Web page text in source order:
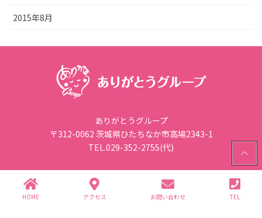
2015年8月
ありがとうグループ
〒312-0062 茨城県ひたちなか市高場2343-1
TEL.029-352-2755(代)
HOME アクセス お問い合わせ TEL